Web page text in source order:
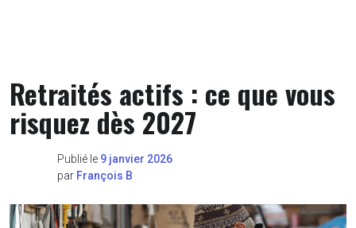
Retraités actifs : ce que vous
risquez dès 2027
Publié le 9 janvier 2026
par François B